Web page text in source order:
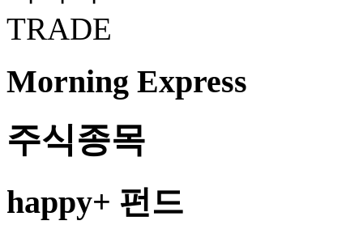
Morning Express
주식종목
happy+ 펀드